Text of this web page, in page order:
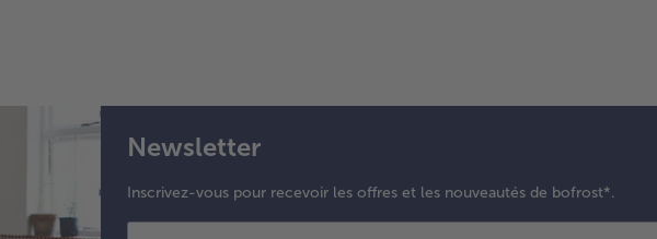
Newsletter
Inscrivez-vous pour recevoir les offres et les nouveautés de bofrost*.